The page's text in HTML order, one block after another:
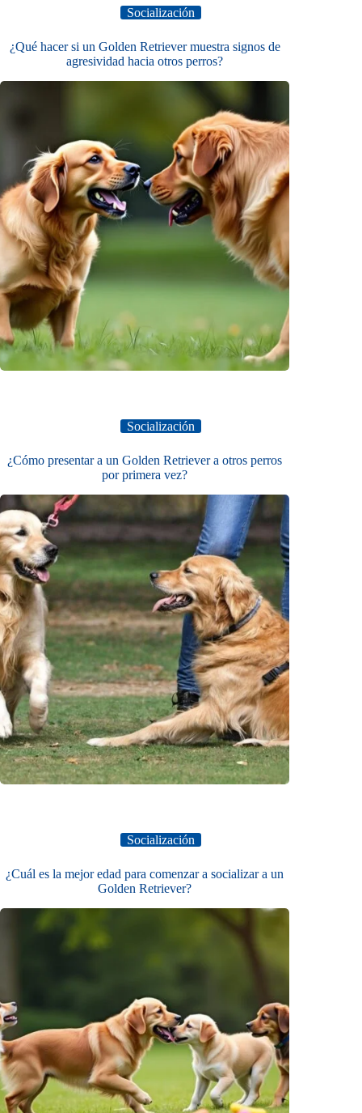
Socialización
¿Qué hacer si un Golden Retriever muestra signos de
agresividad hacia otros perros?
Socialización
¿Cómo presentar a un Golden Retriever a otros perros
por primera vez?
Socialización
¿Cuál es la mejor edad para comenzar a socializar a un
Golden Retriever?